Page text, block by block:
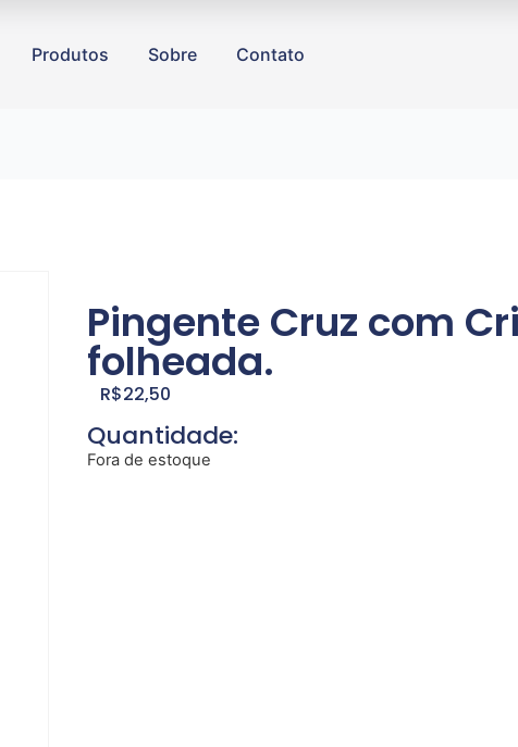
Produtos Sobre Contato
Pingente Cruz com
folheada.
R$22,50
Quantidade:
Fora de estoque